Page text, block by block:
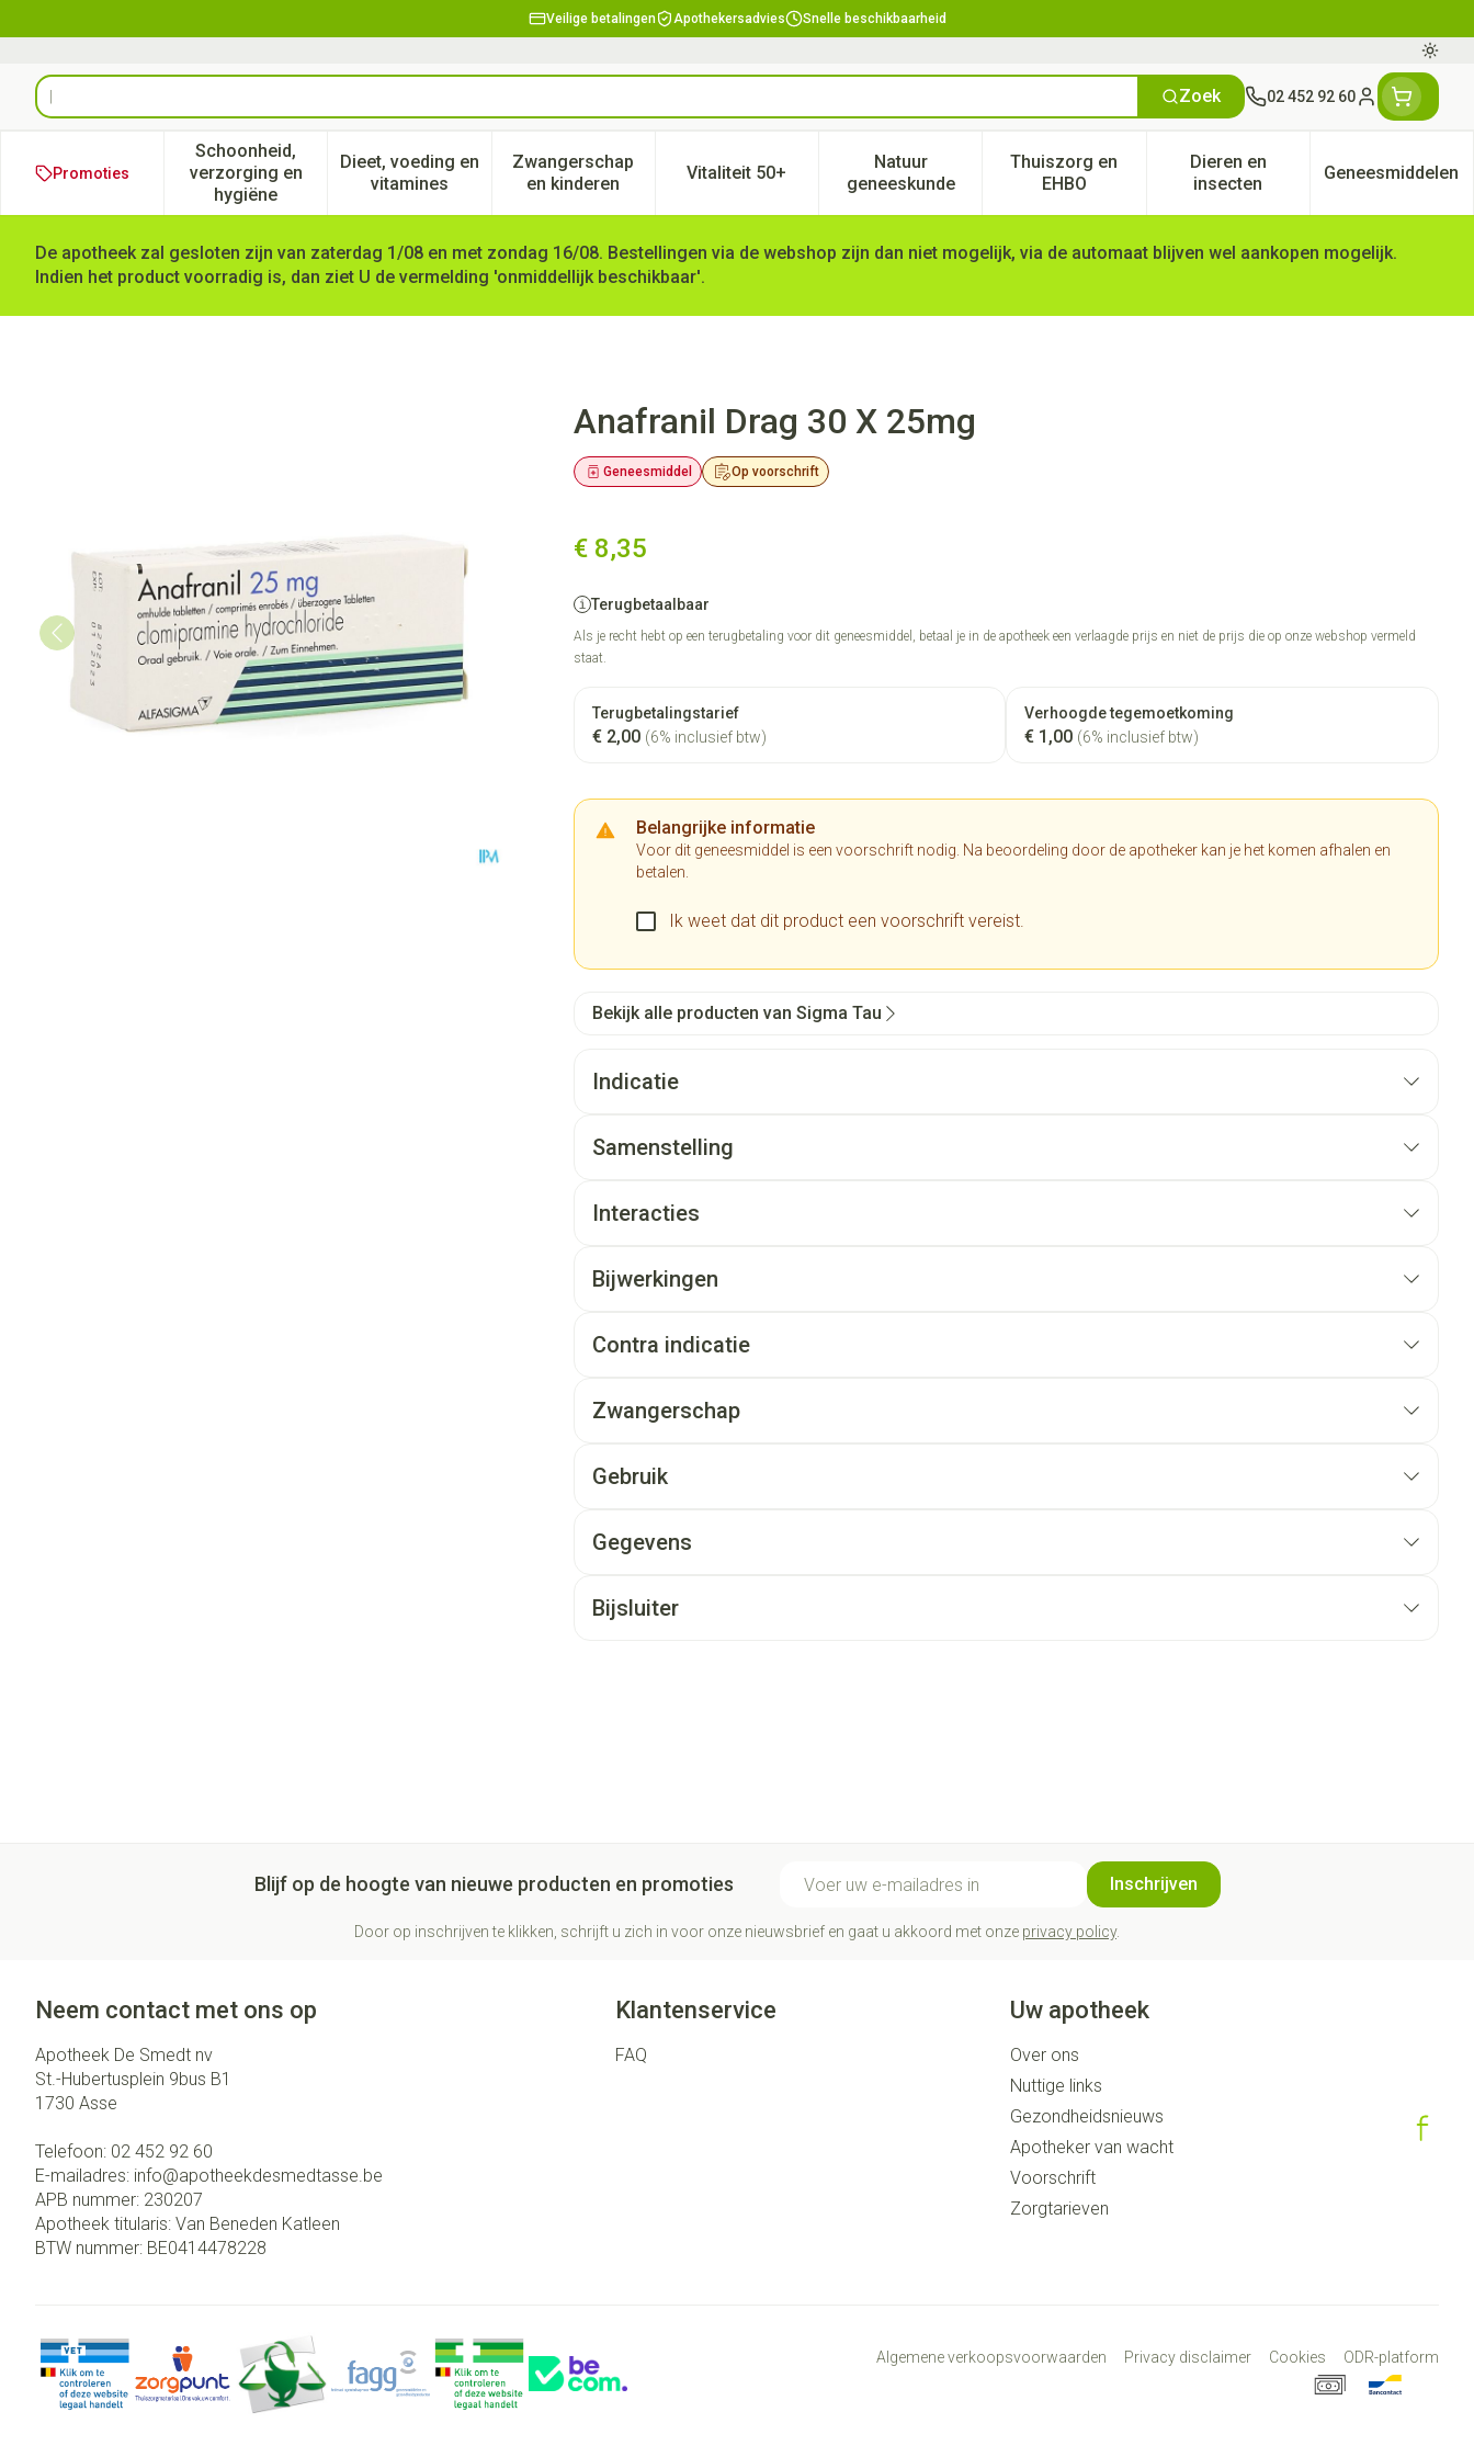
Veilige betalingen Apothekersadvies Snelle beschikbaarheid
Product, merk, categorie... Zoek 02 452 92 60
Klant menu
Promoties
Schoonheid,
verzorging en
hygiëne
Toon submenu voor Schoonheid, verzorging en hygiëne categorie
Dieet, voeding en
vitaminesToon submenu voor Dieet, voeding en vitamines categorie
Zwangerschap
en kinderenToon submenu voor Zwangerschap en kinderen categorie
Vitaliteit 50+Toon submenu voor Vitaliteit 50+ categorie
Natuur
geneeskunde
Toon submenu voor Natuur geneeskunde categorie
Thuiszorg en
EHBOToon submenu voor Thuiszorg en EHBO categorie
Dieren en
insectenToon submenu voor Dieren
Geneesmiddelen
Toon
De apotheek zal gesloten zijn van zaterdag 1/08 en met zondag 16/08. Bestellingen via de webshop zijn dan niet mogelijk, via de automaat blijven wel aankopen mogelijk.
Indien het product voorradig is, dan ziet U de vermelding 'onmiddellijk beschikbaar'.
Anafranil Drag 30 X 25mg
Op voorschrift
Geneesmiddel
€ 8,35
Terugbetaalbaar
Als je recht hebt op een terugbetaling voor dit geneesmiddel, betaal je in de apotheek een verlaagde prijs en niet de prijs die op onze webshop vermeld
staat.
Terugbetalingstarief
€ 2,00 (6% inclusief btw)
Verhoogde tegemoetkoming
€ 1,00 (6% inclusief btw)
Belangrijke informatie
Voor dit geneesmiddel is een voorschrift nodig. Na beoordeling door de apotheker kan je het komen afhalen en
betalen.
Ik weet dat dit product een voorschrift vereist.
Bekijk alle producten van Sigma Tau
Indicatie
Samenstelling
Interacties
Bijwerkingen
Contra indicatie
Zwangerschap
Gebruik
Gegevens
Bijsluiter
Blijf op de hoogte van nieuwe producten en promoties Inschrijven
Door op inschrijven te klikken, schrijft u zich in voor onze nieuwsbrief en gaat u akkoord met onze privacy policy.
Neem contact met ons op
Apotheek De Smedt nv
St.-Hubertusplein 9bus B1
1730 Asse
Telefoon: 02 452 92 60
E-mailadres: info@apotheekdesmedtasse.be
APB nummer: 230207
Apotheek titularis: Van Beneden Katleen
BTW nummer: BE0414478228
Klantenservice
FAQ
Uw apotheek
Over ons
Nuttige links
Gezondheidsnieuws
Apotheker van wacht
Voorschrift
Zorgtarieven
Algemene verkoopsvoorwaarden Privacy disclaimer Cookies ODR-platform